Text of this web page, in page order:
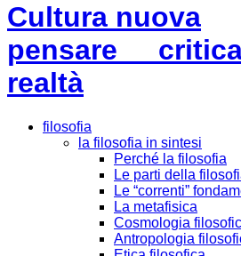
Cultura nuova
pensare
realtà
filosofia
la filosofia in sintesi
Perché la filosofia
Le parti della
Le “correnti”
La metafisica
Cosmologia
Antropologia